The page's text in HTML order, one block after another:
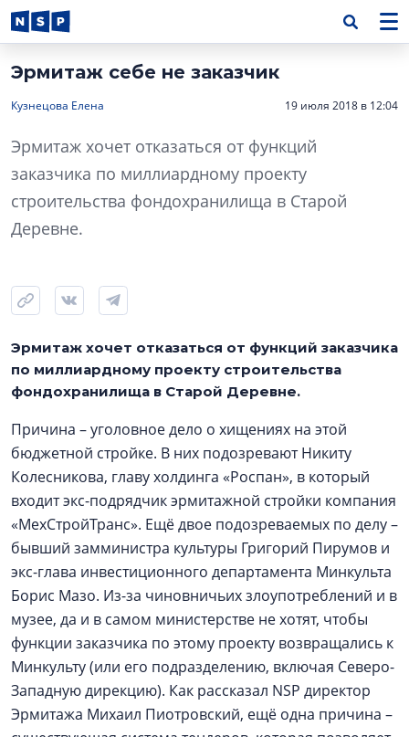
Эрмитаж себе не заказчик
Кузнецова Елена 19 июля 2018 в 12:04
Эрмитаж хочет отказаться от функций
заказчика по миллиардному проекту
строительства фондохранилища в Старой
Деревне.
Эрмитаж хочет отказаться от функций заказчика
по миллиардному проекту строительства
фондохранилища в Старой Деревне.
Причина – уголовное дело о хищениях на этой
бюджетной стройке. В них подозревают Никиту
Колесникова, главу холдинга «Роспан», в который
входит экс-подрядчик эрмитажной стройки компания
«МехСтройТранс». Ещё двое подозреваемых по делу –
бывший замминистра культуры Григорий Пирумов и
экс-глава инвестиционного департамента Минкульта
Борис Мазо. Из-за чиновничьих злоупотреблений и в
музее, да и в самом министерстве не хотят, чтобы
функции заказчика по этому проекту возвращались к
Минкульту (или его подразделению, включая Северо-
Западную дирекцию). Как рассказал NSP директор
Эрмитажа Михаил Пиотровский, ещё одна причина –